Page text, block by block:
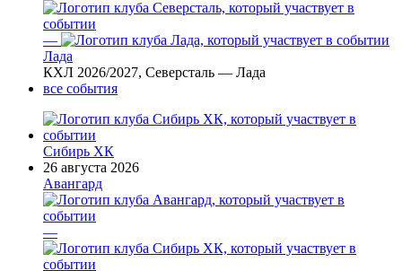
—
Лада
КХЛ 2026/2027, Северсталь — Лада
все события
Сибирь ХК
26 августа 2026
Авангард
—